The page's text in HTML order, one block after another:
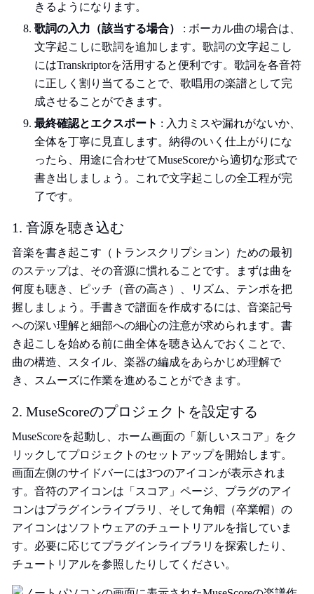
きるようになります。
歌詞の入力（該当する場合）
: ボーカル曲の場合は、
文字起こしに歌詞を追加します。歌詞の文字起こし
にはTranskriptorを活用すると便利です。歌詞を各音符
に正しく割り当てることで、歌唱用の楽譜として完
成させることができます。
最終確認とエクスポート : 入力ミスや漏れがないか、
全体を丁寧に見直します。納得のいく仕上がりにな
ったら、用途に合わせてMuseScoreから適切な形式で
書き出しましょう。これで文字起こしの全工程が完
了です。
1. 音源を聴き込む
音楽を書き起こす（トランスクリプション）ための最初
のステップは、その音源に慣れることです。まずは曲を
何度も聴き、ピッチ（音の高さ）、リズム、テンポを把
握しましょう。手書きで譜面を作成するには、音楽記号
への深い理解と細部への細心の注意が求められます。書
き起こしを始める前に曲全体を聴き込んでおくことで、
曲の構造、スタイル、楽器の編成をあらかじめ理解で
き、スムーズに作業を進めることができます。
2. MuseScoreのプロジェクトを設定する
MuseScoreを起動し、ホーム画面の「新しいスコア」をク
リックしてプロジェクトのセットアップを開始します。
画面左側のサイドバーには3つのアイコンが表示されま
す。音符のアイコンは「スコア」ページ、プラグのアイ
コンはプラグインライブラリ、そして角帽（卒業帽）の
アイコンはソフトウェアのチュートリアルを指していま
す。必要に応じてプラグインライブラリを探索したり、
チュートリアルを参照したりしてください。